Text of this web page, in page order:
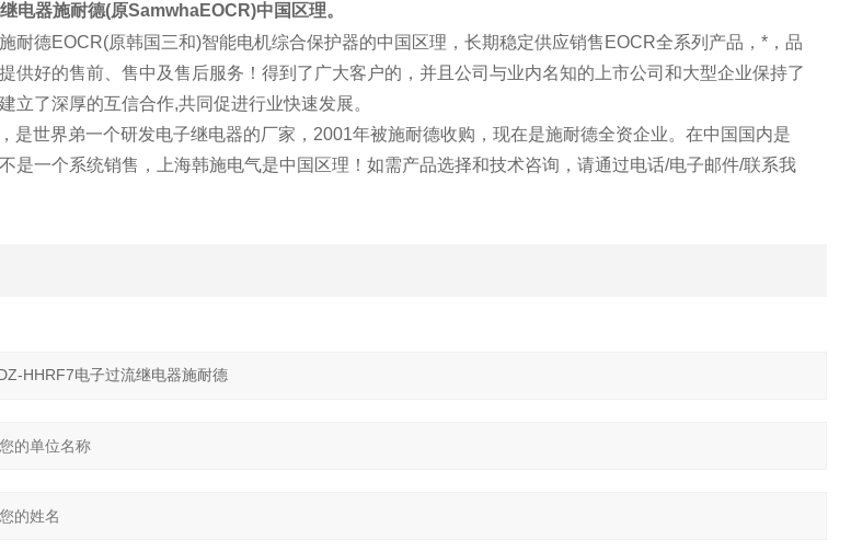
电器施耐德(原SamwhaEOCR)中国区理。
耐德EOCR(原韩国三和)智能电机综合保护器的中国区理，长期稳定供应销售EOCR全系列产品，*，品
供好的售前、售中及售后服务！得到了广大客户的，并且公司与业内名知的上市公司和大型企业保持了
立了深厚的互信合作,共同促进行业快速发展。
是世界弟一个研发电子继电器的厂家，2001年被施耐德收购，现在是施耐德全资企业。在中国国内是
是一个系统销售，上海韩施电气是中国区理！如需产品选择和技术咨询，请通过电话/电子邮件/联系我